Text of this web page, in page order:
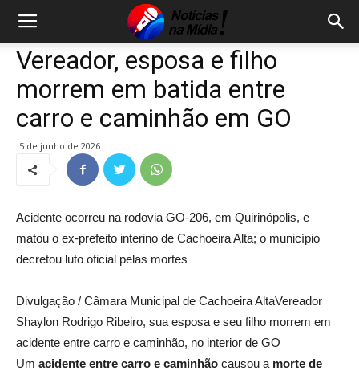
Vereador, esposa e filho
morrem em batida entre
carro e caminhão em GO
5 de junho de 2026
Acidente ocorreu na rodovia GO-206, em Quirinópolis, e
matou o ex-prefeito interino de Cachoeira Alta; o município
decretou luto oficial pelas mortes
Divulgação / Câmara Municipal de Cachoeira AltaVereador
Shaylon Rodrigo Ribeiro, sua esposa e seu filho morrem em
acidente entre carro e caminhão, no interior de GO
Um acidente entre carro e caminhão causou a morte de